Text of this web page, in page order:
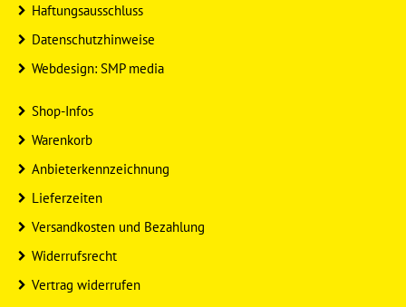
Haftungsausschluss
Datenschutzhinweise
Webdesign: SMP media
Shop-Infos
Warenkorb
Anbieterkennzeichnung
Lieferzeiten
Versandkosten und Bezahlung
Widerrufsrecht
Vertrag widerrufen